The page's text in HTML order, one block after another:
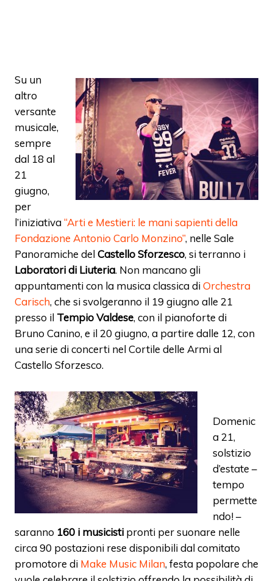
Su un
altro
versante
musicale,
sempre
dal 18 al
21
giugno,
per
l’iniziativa“Arti e Mestieri: le mani sapienti della
Fondazione Antonio Carlo Monzino”, nelle Sale
Panoramiche delCastello Sforzesco, si terranno i
Laboratori di Liuteria. Non mancano gli
appuntamenti con la musica classica diOrchestra
Carisch, che si svolgeranno il 19 giugno alle 21
presso il Tempio Valdese, con il pianoforte di
Bruno Canino, e il 20 giugno, a partire dalle 12, con
una serie di concerti nel Cortile delle Armi al
Castello Sforzesco.
Domenic
a 21,
solstizio
d’estate –
tempo
permette
ndo! –
saranno 160 i musicisti pronti per suonare nelle
circa 90 postazioni rese disponibili dal comitato
promotore di Make Music Milan, festa popolare che